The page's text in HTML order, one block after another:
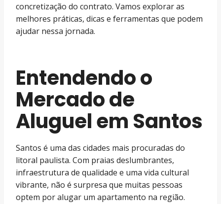
concretização do contrato. Vamos explorar as
melhores práticas, dicas e ferramentas que podem
ajudar nessa jornada.
Entendendo o
Mercado de
Aluguel em Santos
Santos é uma das cidades mais procuradas do
litoral paulista. Com praias deslumbrantes,
infraestrutura de qualidade e uma vida cultural
vibrante, não é surpresa que muitas pessoas
optem por alugar um apartamento na região.